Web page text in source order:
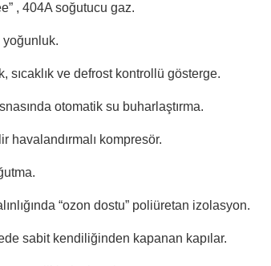
, 404A soğutucu gaz.
yoğunluk.
sıcaklık ve defrost kontrollü gösterge.
otomatik su buharlaştırma.
havalandırmalı kompresör.
“ozon dostu” poliüretan izolasyon.
sabit kendiliğinden kapanan kapılar.